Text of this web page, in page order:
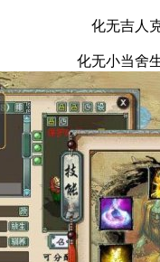
化无吉人
化无小当舍